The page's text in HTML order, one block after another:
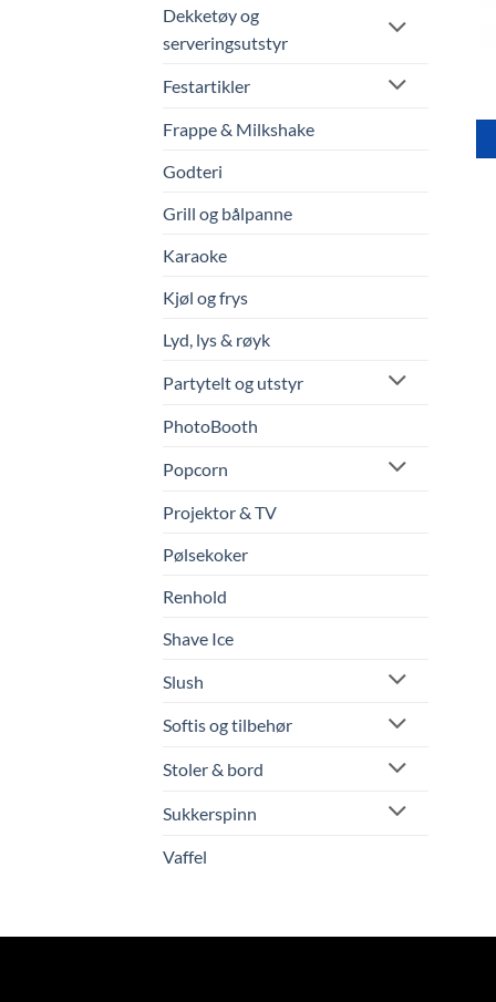
Dekketøy og
serveringsutstyr
Festartikler
Frappe & Milkshake
Godteri
Grill og bålpanne
Karaoke
Kjøl og frys
Lyd, lys & røyk
Partytelt og utstyr
PhotoBooth
Popcorn
Projektor & TV
Pølsekoker
Renhold
Shave Ice
Slush
Softis og tilbehør
Stoler & bord
Sukkerspinn
Vaffel